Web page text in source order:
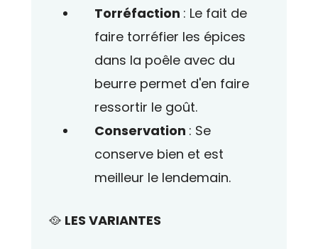
Torréfaction : Le fait de
faire torréfier les épices
dans la poêle avec du
beurre permet d'en faire
ressortir le goût.
Conservation : Se
conserve bien et est
meilleur le lendemain.
🥘 LES VARIANTES